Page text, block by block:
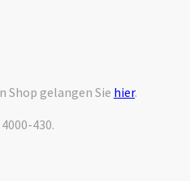
Shop gelangen Sie hier.
430.